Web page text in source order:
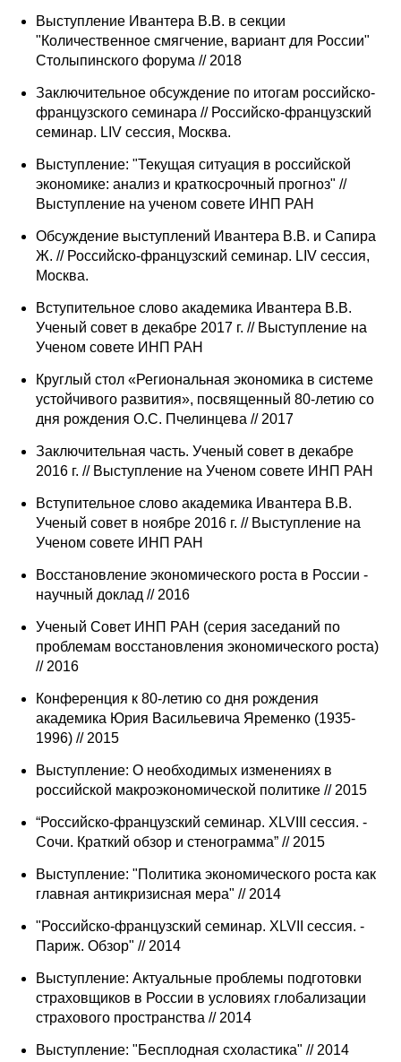
Выступление Ивантера В.В. в секции
"Количественное смягчение, вариант для России"
Столыпинского форума // 2018
Заключительное обсуждение по итогам российско-
французского семинара // Российско-французский
семинар. LIV сессия, Москва.
Выступление: "Текущая ситуация в российской
экономике: анализ и краткосрочный прогноз" //
Выступление на ученом совете ИНП РАН
Обсуждение выступлений Ивантера В.В. и Сапира
Ж. // Российско-французский семинар. LIV сессия,
Москва.
Вступительное слово академика Ивантера В.В.
Ученый совет в декабре 2017 г. // Выступление на
Ученом совете ИНП РАН
Круглый стол «Региональная экономика в системе
устойчивого развития», посвященный 80-летию со
дня рождения О.С. Пчелинцева // 2017
Заключительная часть. Ученый совет в декабре
2016 г. // Выступление на Ученом совете ИНП РАН
Вступительное слово академика Ивантера В.В.
Ученый совет в ноябре 2016 г. // Выступление на
Ученом совете ИНП РАН
Восстановление экономического роста в России -
научный доклад // 2016
Ученый Совет ИНП РАН (серия заседаний по
проблемам восстановления экономического роста)
// 2016
Конференция к 80-летию со дня рождения
академика Юрия Васильевича Яременко (1935-
1996) // 2015
Выступление: О необходимых изменениях в
российской макроэкономической политике // 2015
“Российско-французский семинар. XLVIII сессия. -
Сочи. Краткий обзор и стенограмма” // 2015
Выступление: "Политика экономического роста как
главная антикризисная мера" // 2014
"Российско-французский семинар. XLVII сессия. -
Париж. Обзор" // 2014
Выступление: Актуальные проблемы подготовки
страховщиков в России в условиях глобализации
страхового пространства // 2014
Выступление: "Бесплодная схоластика" // 2014